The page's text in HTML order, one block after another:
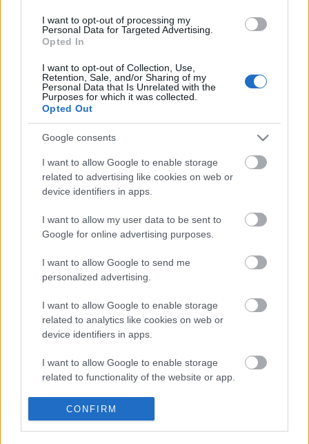
I want to opt-out of processing my
Personal Data for Targeted Advertising.
Opted In
I want to opt-out of Collection, Use,
Retention, Sale, and/or Sharing of my
Personal Data that Is Unrelated with the
Purposes for which it was collected.
Opted Out
Google consents
I want to allow Google to enable storage
related to advertising like cookies on web or
device identifiers in apps.
I want to allow my user data to be sent to
Google for online advertising purposes.
I want to allow Google to send me
personalized advertising.
I want to allow Google to enable storage
related to analytics like cookies on web or
device identifiers in apps.
I want to allow Google to enable storage
related to functionality of the website or app.
I want to allow Google to enable storage
related to personalization.
CONFIRM
HIRDETÉS
LEGOLVASOTTABB
erősítő Pénz7 programsorozat
Budapest-Pécs, Budapest-Szolnok:
gyorsabb és biztonságosabb lett a vasút
Több mint 40 helyszínen dolgozik
fennakadás nélkül a Híd-csoport
Megérkezett az eső a Duna